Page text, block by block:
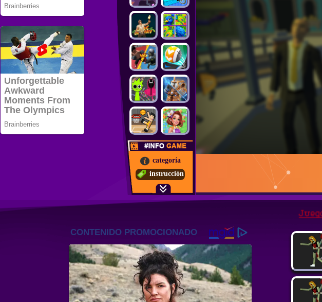
categoría
instrucción